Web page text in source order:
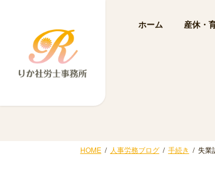
キ
に
ホーム 産休・
HOME 人事労務ブログ 手続き 失業